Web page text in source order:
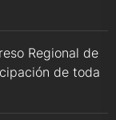
Regional de
de toda